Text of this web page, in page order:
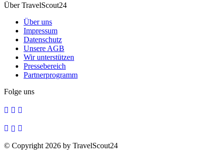
Über TravelScout24
Über uns
Impressum
Datenschutz
Unsere AGB
Wir unterstützen
Pressebereich
Partnerprogramm
Folge uns
© Copyright 2026 by TravelScout24